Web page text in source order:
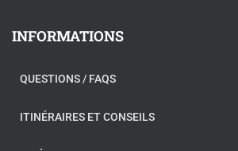
INFORMATIONS
QUESTIONS / FAQS
ITINÉRAIRES ET CONSEILS